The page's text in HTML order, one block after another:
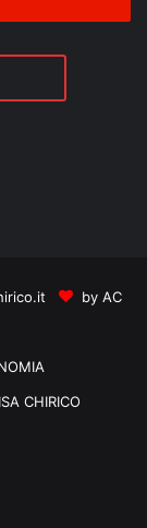
by AC
CHIRICO